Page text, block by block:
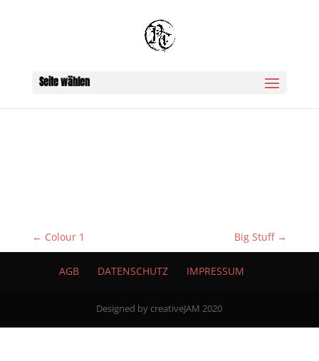
Seite wählen
← Colour 1 Big Stuff →
AGB DATENSCHUTZ IMPRESSUM
Designed by creativeJAM 2020